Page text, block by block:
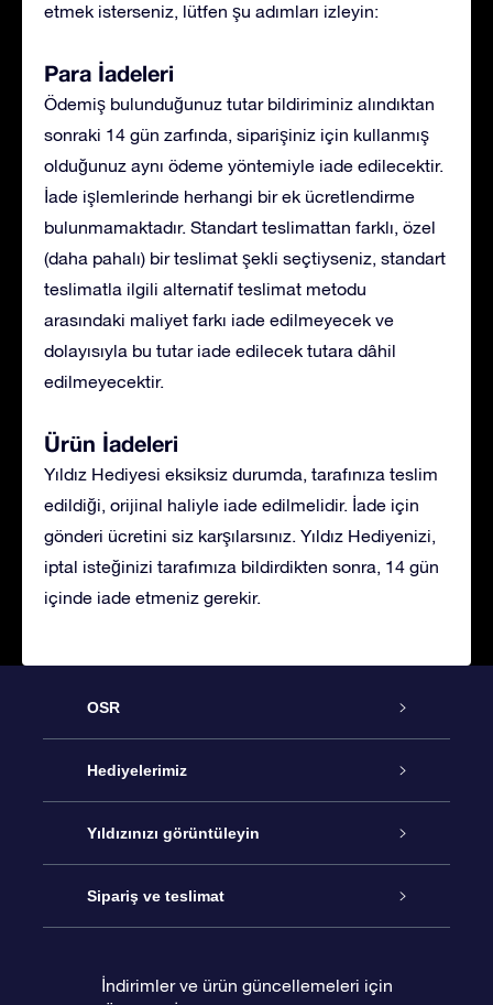
etmek isterseniz, lütfen şu adımları izleyin:
Para İadeleri
Ödemiş bulunduğunuz tutar bildiriminiz alındıktan
sonraki 14 gün zarfında, siparişiniz için kullanmış
olduğunuz aynı ödeme yöntemiyle iade edilecektir.
İade işlemlerinde herhangi bir ek ücretlendirme
bulunmamaktadır. Standart teslimattan farklı, özel
(daha pahalı) bir teslimat şekli seçtiyseniz, standart
teslimatla ilgili alternatif teslimat metodu
arasındaki maliyet farkı iade edilmeyecek ve
dolayısıyla bu tutar iade edilecek tutara dâhil
edilmeyecektir.
Ürün İadeleri
Yıldız Hediyesi eksiksiz durumda, tarafınıza teslim
edildiği, orijinal haliyle iade edilmelidir. İade için
gönderi ücretini siz karşılarsınız. Yıldız Hediyenizi,
iptal isteğinizi tarafımıza bildirdikten sonra, 14 gün
içinde iade etmeniz gerekir.
OSR
Hizmet
İletişim
Blogu
Hediyelerimiz
Çevrimiçi Yıldız Hediyesi
OSR Hediye Paketi
Yıldızınızı görüntüleyin
Star Register
Sipariş ve teslimat
İndirimler ve ürün güncellemeleri için